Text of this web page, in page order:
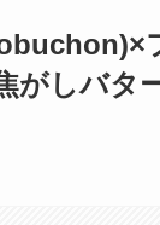
がしバタ